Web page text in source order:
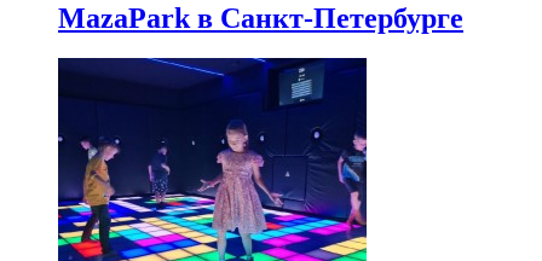
MazaPark в Санкт-Петербурге